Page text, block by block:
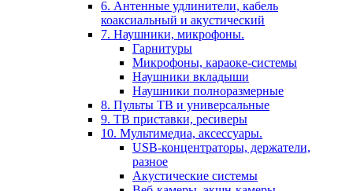
6. Антенные удлинители, кабель
коаксиальный и акустический
7. Наушники, микрофоны.
Гарнитуры
Микрофоны, караоке-системы
Наушники вкладыши
Наушники полноразмерные
8. Пульты ТВ и универсальные
9. ТВ приставки, ресиверы
10. Мультимедиа, аксессуары.
USB-концентраторы, держатели,
разное
Акустические системы